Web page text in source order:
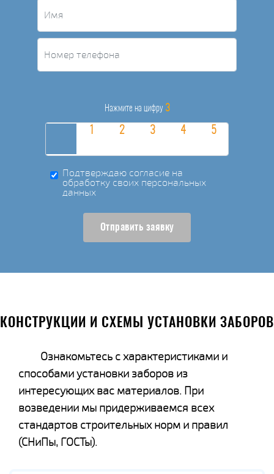
Нажмите на цифру 3
Подтверждаю согласие на
обработку своих персональных
данных
Отправить заявку
КОНСТРУКЦИИ И СХЕМЫ УСТАНОВКИ ЗАБОРОВ
Ознакомьтесь с характеристиками и
способами установки заборов из
интересующих вас материалов. При
возведении мы придерживаемся всех
стандартов строительных норм и правил
(СНиПы, ГОСТы).